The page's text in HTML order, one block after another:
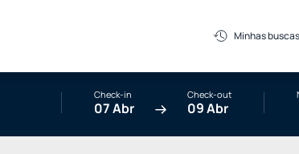
Minhas buscas
Check-in
07 Abr
Check-out
09 Abr